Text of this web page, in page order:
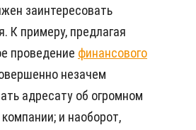
заинтересовать
К примеру, предлагая
проведение финансового
незачем
адресату об огромном
и наоборот,